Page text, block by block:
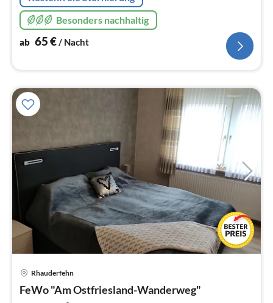
Besonders nachhaltig
ab 65€/ Nacht
Rhauderfehn
FeWo "Am Ostfriesland-Wanderweg"